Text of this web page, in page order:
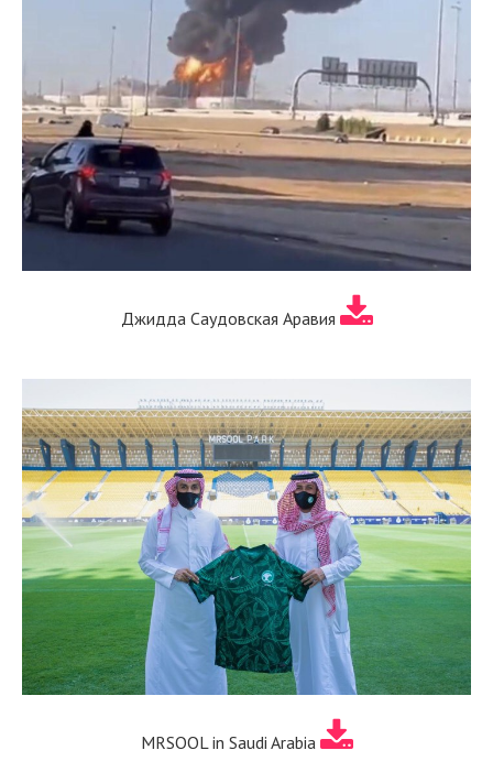
Джидда Саудовская Аравия
MRSOOL in Saudi Arabia